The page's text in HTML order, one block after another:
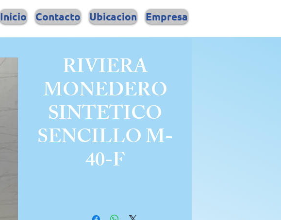
Inicio Contacto Ubicacion Empresa
RIVIERA
MONEDERO
SINTETICO
SENCILLO M-
40-F